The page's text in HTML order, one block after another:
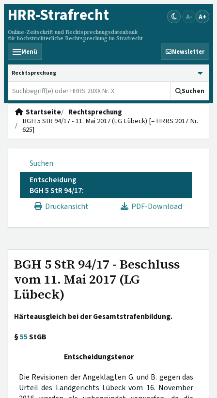
HRR-Strafrecht
Online-Zeitschrift und Rechtsprechungsdatenbank
für höchstrichterliche Rechtsprechung im Strafrecht
A- A+
Menü Newsletter
HRRS durchsuchen
Suchen
Startseite
Rechtsprechung
BGH 5 StR 94/17 - 11. Mai 2017 (LG Lübeck) [= HRRS 2017 Nr.
625]
Suchen
Entscheidung
BGH 5 StR 94/17:
Druckansicht
PDF-Download
BGH 5 StR 94/17 - Beschluss
vom 11. Mai 2017 (LG
Lübeck)
Härteausgleich bei der Gesamtstrafenbildung.
§55StGB
Entscheidungstenor
Die Revisionen der Angeklagten G. und B. gegen das
Urteil des Landgerichts Lübeck vom 16. November